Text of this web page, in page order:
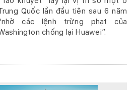
Quốc lần đầu tiên sau 6 năm
các lệnh trừng phạt của
chống lại Huawei”.